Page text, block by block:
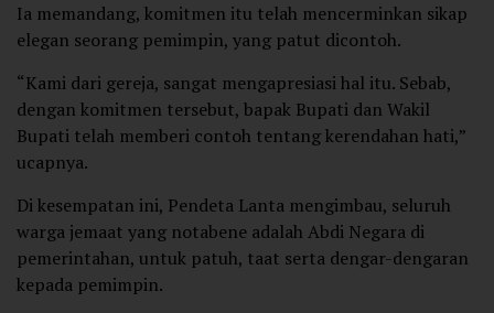
Ia memandang, komitmen itu telah mencerminkan sikap
elegan seorang pemimpin, yang patut dicontoh.
“Kami dari gereja, sangat mengapresiasi hal itu. Sebab,
dengan komitmen tersebut, bapak Bupati dan Wakil
Bupati telah memberi contoh tentang kerendahan hati,”
ucapnya.
Di kesempatan ini, Pendeta Lanta mengimbau, seluruh
warga jemaat yang notabene adalah Abdi Negara di
pemerintahan, untuk patuh, taat serta dengar-dengaran
kepada pemimpin.